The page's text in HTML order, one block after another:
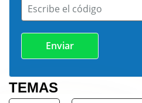
Escribe el código
TEMAS